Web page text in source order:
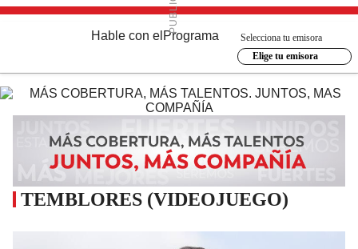
Hable con el Programa
Selecciona tu emisora
Elige tu emisora
TEMBLORES (VIDEOJUEGO)